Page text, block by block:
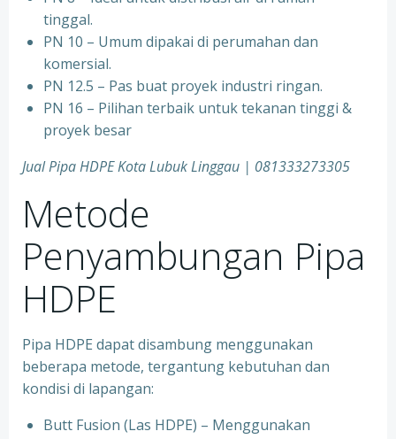
tinggal.
PN 10 – Umum dipakai di perumahan dan
komersial.
PN 12.5 – Pas buat proyek industri ringan.
PN 16 – Pilihan terbaik untuk tekanan tinggi &
proyek besar
Jual Pipa HDPE Kota Lubuk Linggau | 081333273305
Metode
Penyambungan Pipa
HDPE
Pipa HDPE dapat disambung menggunakan
beberapa metode, tergantung kebutuhan dan
kondisi di lapangan:
Butt Fusion (Las HDPE) – Menggunakan